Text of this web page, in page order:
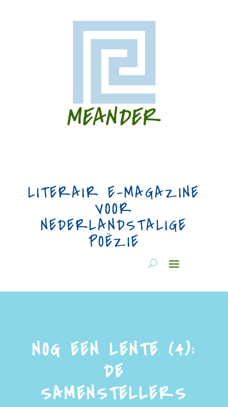
LITERAIR E-MAGAZINE
VOOR
NEDERLANDSTALIGE
POËZIE
NOG EEN LENTE (4):
DE
SAMENSTELLERS